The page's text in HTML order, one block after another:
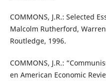
COMMONS, J.R.: Selected
Malcolm Rutherford,
Routledge, 1996.
COMMONS, J.R.:
en American Economic